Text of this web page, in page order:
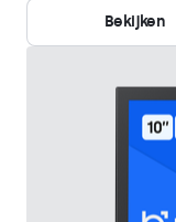
Bekijken